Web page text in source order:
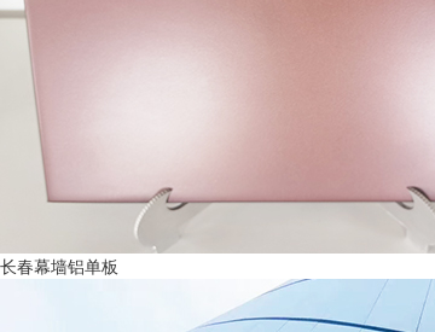
长春幕墙铝单板